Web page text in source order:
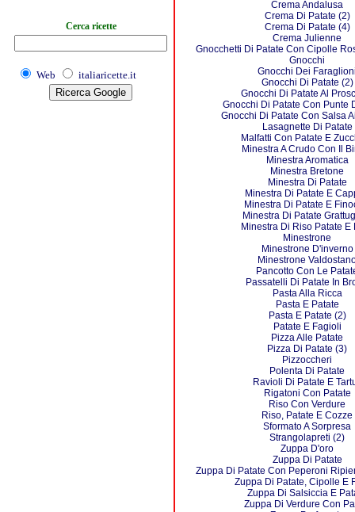
Cerca ricette
Web italiaricette.it
Crema Andalusa
Crema Di Patate (2)
Crema Di Patate (4)
Crema Julienne
Gnocchetti Di Patate Con Cipolle
Gnocchi
Gnocchi Dei
Gnocchi Di Patate (2)
Gnocchi Di Patate Al
Gnocchi Di Patate Con Punte
Gnocchi Di Patate Con Salsa
Lasagnette Di Patate
Malfatti Con Patate E
Minestra A Crudo Con Il
Minestra Aromatica
Minestra Bretone
Minestra Di Patate
Minestra Di Patate E
Minestra Di Patate E
Minestra Di Patate
Minestra Di Riso Patate E
Minestrone
Minestrone D'inverno
Minestrone
Pancotto Con Le
Passatelli Di Patate In
Pasta Alla Ricca
Pasta E Patate
Pasta E Patate (2)
Patate E Fagioli
Pizza Alle Patate
Pizza Di Patate (3)
Pizzoccheri
Polenta Di Patate
Ravioli Di Patate E
Rigatoni Con Patate
Riso Con Verdure
Riso, Patate E Cozze
Sformato A Sorpresa
Strangolapreti (2)
Zuppa D'oro
Zuppa Di Patate
Zuppa Di Patate Con Peperoni
Zuppa Di Patate, Cipolle E
Zuppa Di Salsiccia E
Zuppa Di Verdure Con